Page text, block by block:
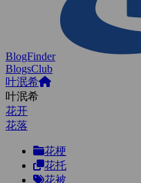
BlogFinder
BlogsClub
叶泯希
叶泯希
花开
花落
花梗
花托
花被